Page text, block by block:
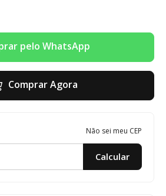
pelo WhatsApp
Comprar Agora
Não sei meu CEP
Calcular